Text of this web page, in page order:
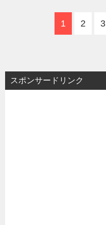
1 2 3
スポンサードリンク